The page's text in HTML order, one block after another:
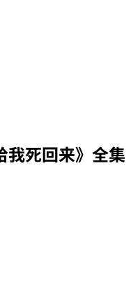
我死回来》全集